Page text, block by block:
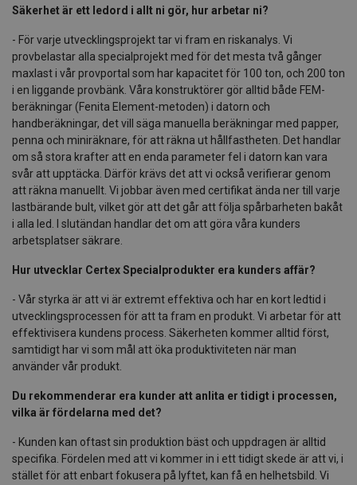
Säkerhet är ett ledord i allt ni gör, hur arbetar ni?
- För varje utvecklingsprojekt tar vi fram en riskanalys. Vi
provbelastar alla specialprojekt med för det mesta två gånger
maxlast i vår provportal som har kapacitet för 100 ton, och 200 ton
i en liggande provbänk. Våra konstruktörer gör alltid både FEM-
beräkningar (Fenita Element-metoden) i datorn och
handberäkningar, det vill säga manuella beräkningar med papper,
penna och miniräknare, för att räkna ut hållfastheten. Det handlar
om så stora krafter att en enda parameter fel i datorn kan vara
svår att upptäcka. Därför krävs det att vi också verifierar genom
att räkna manuellt. Vi jobbar även med certifikat ända ner till varje
lastbärande bult, vilket gör att det går att följa spårbarheten bakåt
i alla led. I slutändan handlar det om att göra våra kunders
arbetsplatser säkrare.
Hur utvecklar Certex Specialprodukter era kunders affär?
- Vår styrka är att vi är extremt effektiva och har en kort ledtid i
utvecklingsprocessen för att ta fram en produkt. Vi arbetar för att
effektivisera kundens process. Säkerheten kommer alltid först,
samtidigt har vi som mål att öka produktiviteten när man
använder vår produkt.
Du rekommenderar era kunder att anlita er tidigt i processen,
vilka är fördelarna med det?
- Kunden kan oftast sin produktion bäst och uppdragen är alltid
specifika. Fördelen med att vi kommer in i ett tidigt skede är att vi, i
stället för att enbart fokusera på lyftet, kan få en helhetsbild. Vi